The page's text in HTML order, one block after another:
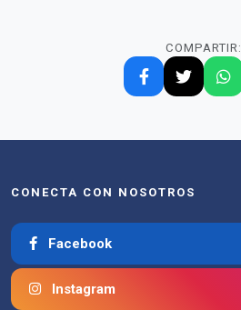
COMPARTIR:
CONECTA CON NOSOTROS
Facebook
Instagram